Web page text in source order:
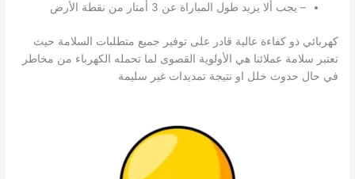
– يجب ألا يزيد طول المباراة عن 3 أمتار من نقطة الأرض
كهربائي ذو كفاءة عالية قادر على توفير جميع متطلبات السلامة حيث
تعتبر سلامة عملائنا هي الأولوية القصوى لما تحمله الكهرباء من مخاطر
في حال حدوث خلل او نتيجة تمديدات غير سليمة